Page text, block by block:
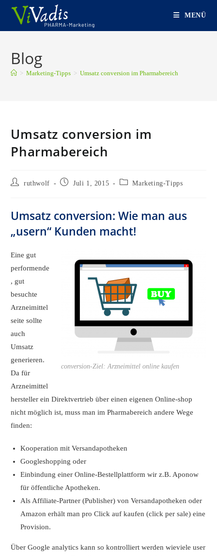
Zum
springen
MENÜ
Blog
> Marketing-Tipps > Umsatz conversion im Pharmabereich
Umsatz conversion im
Pharmabereich
Beitrags-ruthwolf
BeitragJuli 1, 2015
Beitrags-Marketing-Tipps
Umsatz conversion: Wie man aus
„usern“ Kunden macht!
conversion-Ziel: Arzneimittel online kaufen
Eine gut
performende
, gut
besuchte
Arzneimittel
seite sollte
auch
Umsatz
generieren.
Da für
Arzneimittel
hersteller ein Direktvertrieb über einen eigenen Online-shop
nicht möglich ist, muss man im Pharmabereich andere Wege
finden:
Kooperation mit Versandapotheken
Googleshopping oder
Einbindung einer Online-Bestellplattform wir z.B. Aponow
für öffentliche Apotheken.
Als Affiliate-Partner (Publisher) von Versandapotheken oder
Amazon erhält man pro Click auf kaufen (click per sale) eine
Provision.
Über Google analytics kann so kontrolliert werden wieviele user